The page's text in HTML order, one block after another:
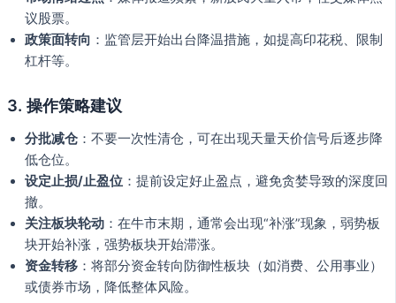
议股票。
政策面转向 ：监管层开始出台降温措施，如提高印花税、限制
杠杆等。
3. 操作策略建议
分批减仓 ：不要一次性清仓，可在出现天量天价信号后逐步降
低仓位。
设定止损/止盈位 ：提前设定好止盈点，避免贪婪导致的深度回
撤。
关注板块轮动 ：在牛市末期，通常会出现“补涨”现象，弱势板
块开始补涨，强势板块开始滞涨。
资金转移 ：将部分资金转向防御性板块（如消费、公用事业）
或债券市场，降低整体风险。